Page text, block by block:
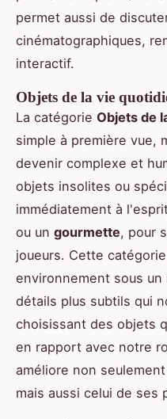
permet aussi de
cinématographiques,
interactif.
Objets de la vie
La catégorie Objets de
simple à première vue,
devenir complexe et
objets insolites ou
immédiatement à
ou un gourmette, pour
joueurs. Cette
environnement sous
détails plus subtils qui
choisissant des objets
en rapport avec notre
améliore non
mais aussi celui de ses